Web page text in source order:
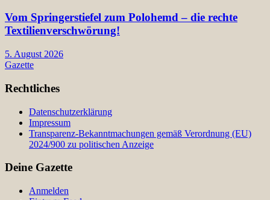
Vom Springerstiefel zum Polohemd – die rechte
Textilienverschwörung!
5. August 2026
Gazette
Rechtliches
Datenschutzerklärung
Impressum
Transparenz-Bekanntmachungen gemäß Verordnung (EU)
2024/900 zu politischen Anzeige
Deine Gazette
Anmelden